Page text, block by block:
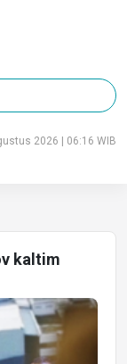
2026 | 06:16 WIB
kaltim